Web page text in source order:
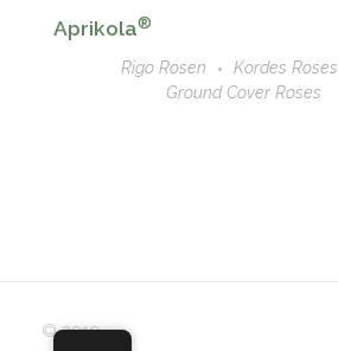
Aprikola®
Rigo Rosen
Kordes Roses
Ground Cover Roses
© 2019